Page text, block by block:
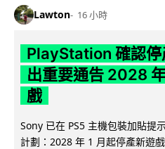
Lawton 16 小時
PlayStation 確認停
出重要通告 2028
戲
Sony 已在 PS5 主機包裝加貼提
計劃：2028 年 1 月起停產新遊